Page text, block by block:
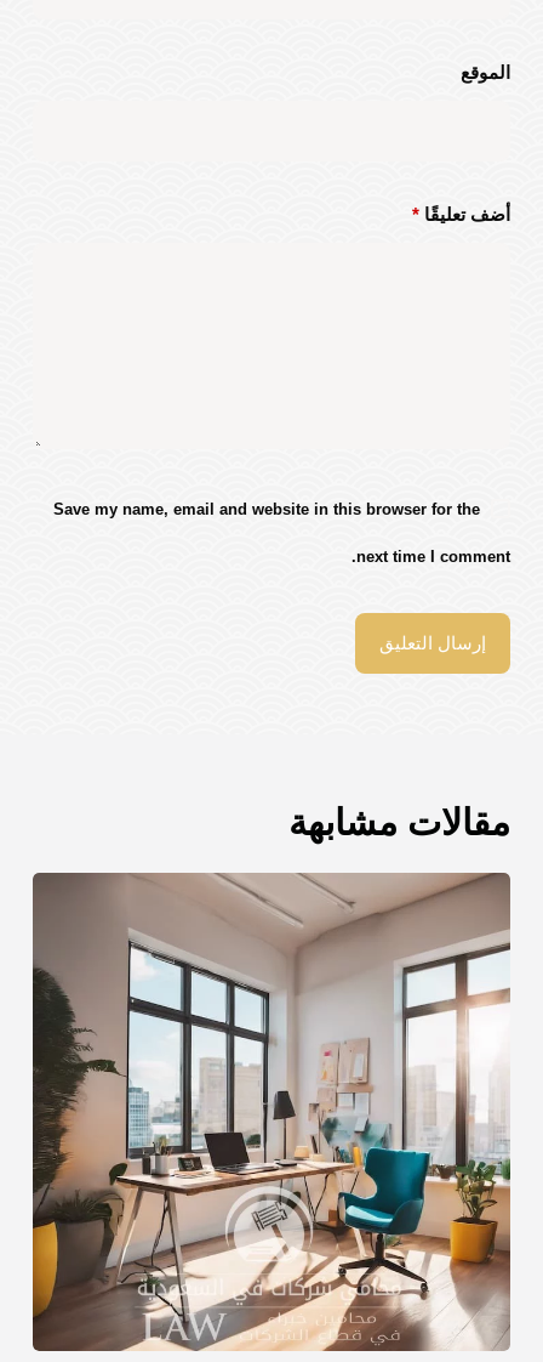
الموقع
أضف تعليقًا *
Save my name, email and website in this browser for the
next time I comment.
إرسال التعليق
مقالات مشابهة